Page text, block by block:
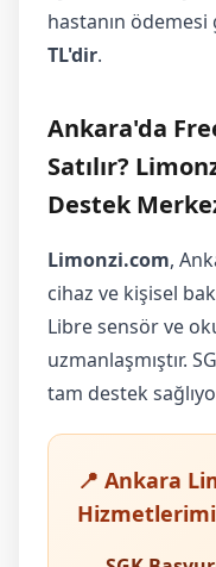
hastanın ödemesi
TL'dir.
Ankara'da
Satılır?
Destek
Limonzi.com,
cihaz ve kişisel
Libre sensör ve
uzmanlaşmıştır.
tam destek
📍 Ankara